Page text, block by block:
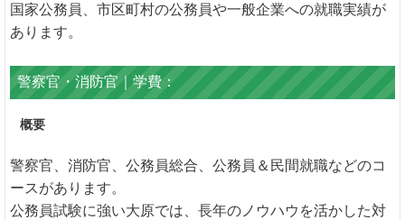
国家公務員、市区町村の公務員や一般企業への就職実績が
あります。
警察官・消防官｜学費：
概要
警察官、消防官、公務員総合、公務員＆民間就職などのコ
ースがあります。
公務員試験に強い大原では、長年のノウハウを活かした対